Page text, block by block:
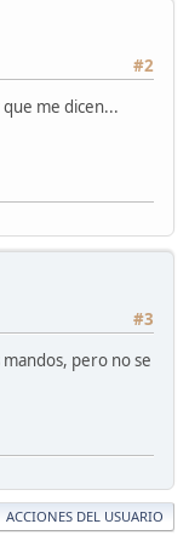
#2
me dicen...
#3
pero no se
ACCIONES DEL USUARIO